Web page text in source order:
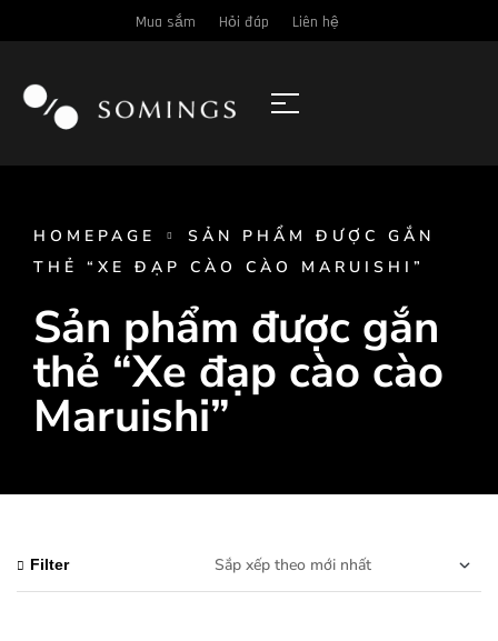
Mua sắm Hỏi đáp Liên hệ
HOMEPAGE
SẢN PHẨM ĐƯỢC GẮN
THẺ “XE ĐẠP CÀO CÀO MARUISHI”
Sản phẩm được gắn
thẻ “Xe đạp cào cào
Maruishi”
Filter